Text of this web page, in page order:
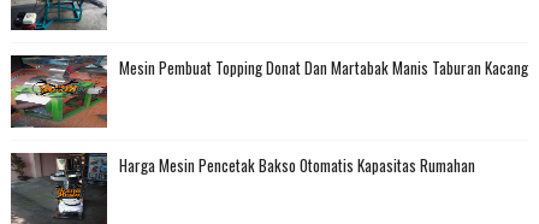
Mesin Pembuat Topping Donat Dan Martabak Manis Taburan Kacang
Harga Mesin Pencetak Bakso Otomatis Kapasitas Rumahan